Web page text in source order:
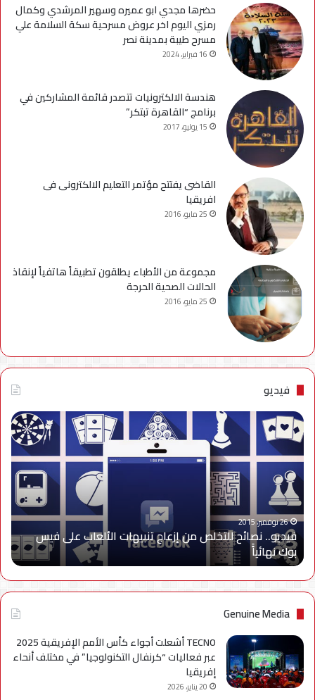
حضرها مجدي ابو عميره وسهير المرشدي وكمال
رمزي اليوم اخر عروض مسرحية سكة السلامة علي
مسرح طيبة بمدينة نصر
16 فبراير، 2024
هندسة الالكترونيات تتصدر قائمة المشاركين في
برنامج “القاهرة تبتكر”
15 يوليو، 2017
القاضى يفتتح مؤتمر التعليم الالكترونى فى
افريقيا
25 مايو، 2016
مجموعة من الأطباء يطلقون تطبيقاً هاتفياً لإنقاذ
الحالات الصحية الحرجة
25 مايو، 2016
فيديو
فيديو..
نصائح
للتخلص
من
إزعاج
تنبيهات
الألعاب
على
فيس
بوك
نهائياًَ
26 نوفمبر، 2015
فيديو.. نصائح للتخلص من إزعاج تنبيهات الألعاب على فيس
بوك نهائياًَ
Genuine Media
TECNO أشعلت أجواء كأس الأمم الإفريقية 2025
عبر فعاليات “كرنفال التكنولوجيا” في مختلف أنحاء
إفريقيا
20 يناير، 2026